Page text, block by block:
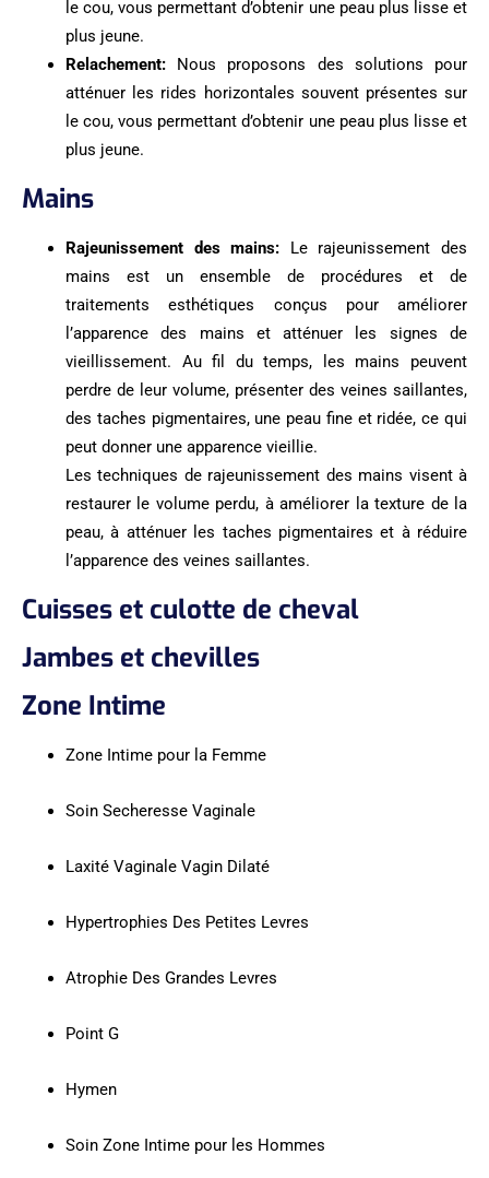
le cou, vous permettant d’obtenir une peau plus lisse et
plus jeune.
Relachement: Nous proposons des solutions pour
atténuer les rides horizontales souvent présentes sur
le cou, vous permettant d’obtenir une peau plus lisse et
plus jeune.
Mains
Rajeunissement des mains: Le rajeunissement des
mains est un ensemble de procédures et de
traitements esthétiques conçus pour améliorer
l’apparence des mains et atténuer les signes de
vieillissement. Au fil du temps, les mains peuvent
perdre de leur volume, présenter des veines saillantes,
des taches pigmentaires, une peau fine et ridée, ce qui
peut donner une apparence vieillie.
Les techniques de rajeunissement des mains visent à
restaurer le volume perdu, à améliorer la texture de la
peau, à atténuer les taches pigmentaires et à réduire
l’apparence des veines saillantes.
Cuisses et culotte de cheval
Jambes et chevilles
Zone Intime
Zone Intime pour la Femme
Soin Secheresse Vaginale
Laxité Vaginale Vagin Dilaté
Hypertrophies Des Petites Levres
Atrophie Des Grandes Levres
Point G
Hymen
Soin Zone Intime pour les Hommes